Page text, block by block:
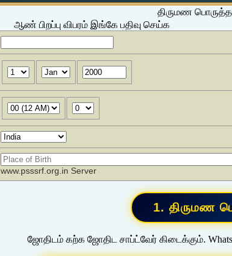
திருமண
ஆண் பிறப்பு விபரம் இங்கே பதிவு செய்க
www.psssrf.org.in Server
ஜோதிடம் கற்க ஜோதிட சாப்ட்வேர் கிடைக்கும்.